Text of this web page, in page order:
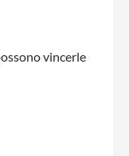
vincerle